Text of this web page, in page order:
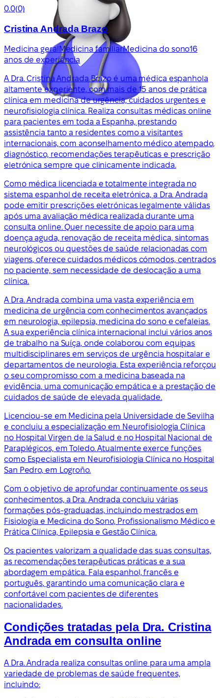
0.0(0)
Cristina Andrada Brazo
Medicina geral Medicina familiarMedicina do sono16
anos de experiência
A Dra. Cristina Andrada Brazo é uma médica espanhola
altamente experiente, com mais de 15 anos de prática
clínica em medicina de urgência, cuidados urgentes e
neurofisiologia clínica. Realiza consultas médicas online
para pacientes em toda a Espanha, prestando
assistência tanto a residentes como a visitantes
internacionais, com aconselhamento médico atempado,
diagnóstico, recomendações terapêuticas e prescrição
eletrónica sempre que clinicamente indicada.
Como médica licenciada e totalmente integrada no
sistema espanhol de receita eletrónica, a Dra. Andrada
pode emitir prescrições eletrónicas legalmente válidas
após uma avaliação médica realizada durante uma
consulta online. Quer necessite de apoio para uma
doença aguda, renovação de receita médica, sintomas
neurológicos ou questões de saúde relacionadas com
viagens, oferece cuidados médicos cómodos, centrados
no paciente, sem necessidade de deslocação a uma
clínica.
A Dra. Andrada combina uma vasta experiência em
medicina de urgência com conhecimentos avançados
em neurologia, epilepsia, medicina do sono e cefaleias.
A sua experiência clínica internacional inclui vários anos
de trabalho na Suíça, onde colaborou com equipas
multidisciplinares em serviços de urgência hospitalar e
departamentos de neurologia. Esta experiência reforçou
o seu compromisso com a medicina baseada na
evidência, uma comunicação empática e a prestação de
cuidados de saúde de elevada qualidade.
Licenciou-se em Medicina pela Universidade de Sevilha
e concluiu a especialização em Neurofisiologia Clínica
no Hospital Virgen de la Salud e no Hospital Nacional de
Paraplégicos, em Toledo. Atualmente exerce funções
como Especialista em Neurofisiologia Clínica no Hospital
San Pedro, em Logroño.
Com o objetivo de aprofundar continuamente os seus
conhecimentos, a Dra. Andrada concluiu várias
formações pós-graduadas, incluindo mestrados em
Fisiologia e Medicina do Sono, Profissionalismo Médico e
Prática Clínica, Epilepsia e Gestão Clínica.
Os pacientes valorizam a qualidade das suas consultas,
as recomendações terapêuticas práticas e a sua
abordagem empática. Fala espanhol, francês e
português, garantindo uma comunicação clara e
confortável com pacientes de diferentes
nacionalidades.
Condições tratadas pela Dra. Cristina
Andrada em consulta online
A Dra. Andrada realiza consultas online para uma ampla
variedade de problemas de saúde frequentes,
incluindo: